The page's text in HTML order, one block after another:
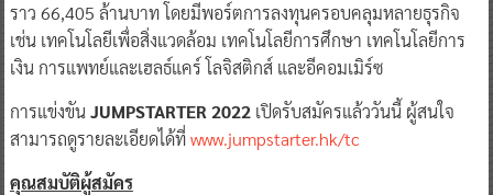
ราว 66,405 ล้านบาท โดยมีพอร์ตการลงทุนครอบคลุมหลายธุรกิจ
เช่น เทคโนโลยีเพื่อสิ่งแวดล้อม เทคโนโลยีการศึกษา เทคโนโลยีการ
เงิน การแพทย์และเฮลธ์แคร์ โลจิสติกส์ และอีคอมเมิร์ซ
การแข่งขันJUMPSTARTER 2022 เปิดรับสมัครแล้ววันนี้ ผู้สนใจ
สามารถดูรายละเอียดได้ที่www.jumpstarter.hk/tc
คุณสมบัติผู้สมัคร